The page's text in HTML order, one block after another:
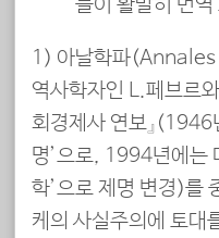
들이 활발히 번
1) 아날학파
역사학자인 L.페브르
회경제사 연보』(1946
명’으로, 1994년에는
학’으로 제명 변경)를
케의 사실주의에 토대